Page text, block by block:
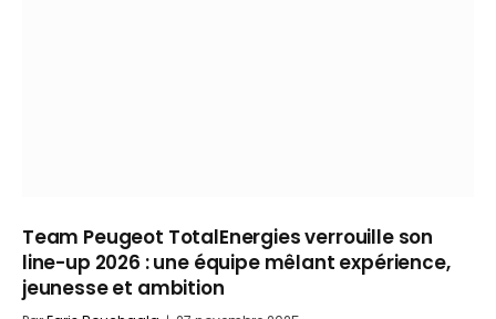
Team Peugeot TotalEnergies verrouille son
line-up 2026 : une équipe mêlant expérience,
jeunesse et ambition